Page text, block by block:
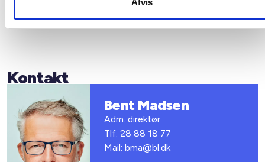
Bent Madsen og Keld Adsbøl
Kontakt
Bent Madsen
Adm. direktør
Tlf: 28 88 18 77
Mail: bma@bl.dk